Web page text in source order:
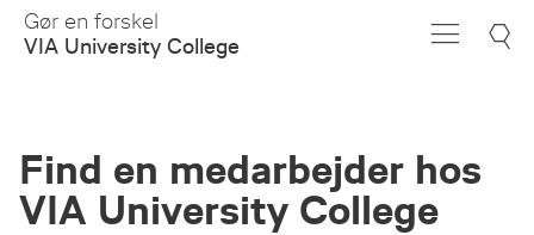
Skip
Main
Gør en forskel
VIA University College
Find en medarbejder hos
VIA University College